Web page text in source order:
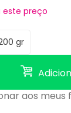
este preço
200 gr
aos meus